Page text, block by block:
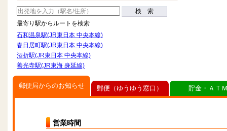
検 索
最寄り駅からルートを検索
石和温泉駅(JR東日本 中央本線)
春日居町駅(JR東日本 中央本線)
酒折駅(JR東日本 中央本線)
善光寺駅(JR東海 身延線)
郵便局からのお知らせ
営業時間
郵便（ゆうゆう窓口） 貯金・ＡＴ